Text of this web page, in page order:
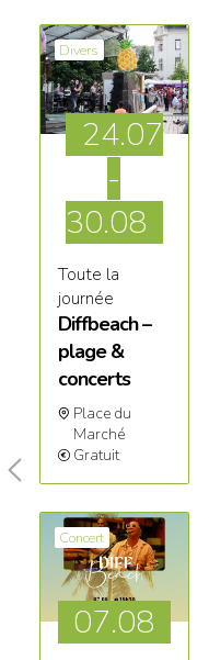
Divers
24.07
-
30.08
Toute la
journée
Diffbeach –
plage &
concerts
Place du
Marché
Gratuit
Concert
07.08